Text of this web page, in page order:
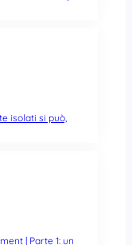
isolati si può,
| Parte 1: un